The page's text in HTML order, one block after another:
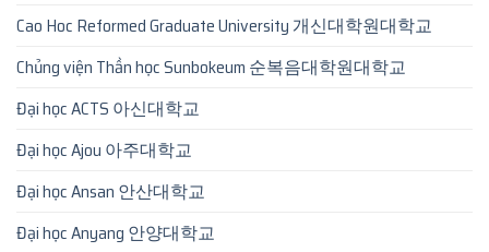
Cao Hoc Reformed Graduate University 개신대학원대학교
Chủng viện Thần học Sunbokeum 순복음대학원대학교
Đại học ACTS 아신대학교
Đại học Ajou 아주대학교
Đại học Ansan 안산대학교
Đại học Anyang 안양대학교